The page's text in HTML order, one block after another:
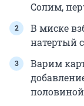
Солим,
В миске
натертый
Варим
половиной